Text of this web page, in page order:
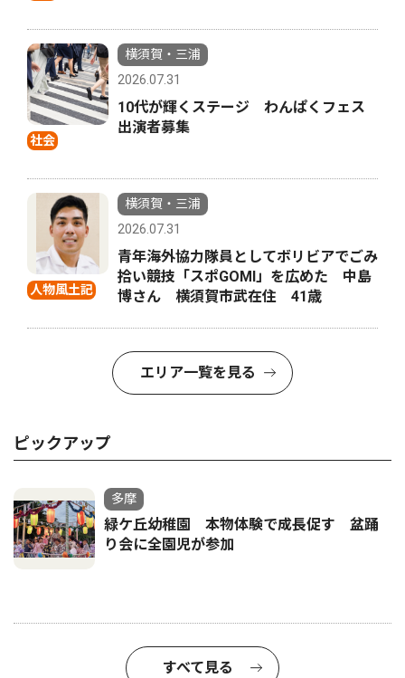
社会
横須賀・三浦
2026.07.31
10代が輝くステージ わんぱくフェス
出演者募集
人物風土記
横須賀・三浦
2026.07.31
青年海外協力隊員としてボリビアでごみ
拾い競技「スポGOMI」を広めた 中島
博さん 横須賀市武在住 41歳
エリア一覧を見る
ピックアップ
多摩
緑ケ丘幼稚園 本物体験で成長促す 盆踊
り会に全園児が参加
すべて見る